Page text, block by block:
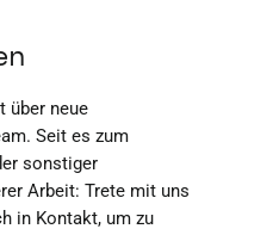
über neue
Seit es zum
sonstiger
Arbeit: Trete mit uns
in Kontakt, um zu